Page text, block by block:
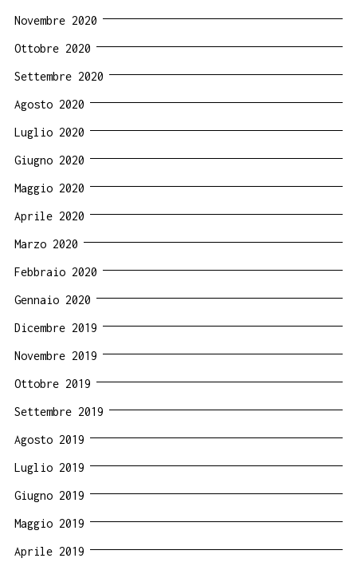
Novembre 2020
Ottobre 2020
Settembre 2020
Agosto 2020
Luglio 2020
Giugno 2020
Maggio 2020
Aprile 2020
Marzo 2020
Febbraio 2020
Gennaio 2020
Dicembre 2019
Novembre 2019
Ottobre 2019
Settembre 2019
Agosto 2019
Luglio 2019
Giugno 2019
Maggio 2019
Aprile 2019